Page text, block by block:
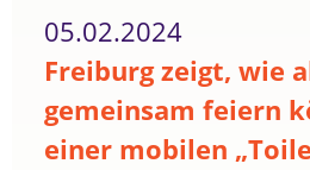
05.02.2024
Freiburg zeigt, wie
gemeinsam feiern
einer mobilen